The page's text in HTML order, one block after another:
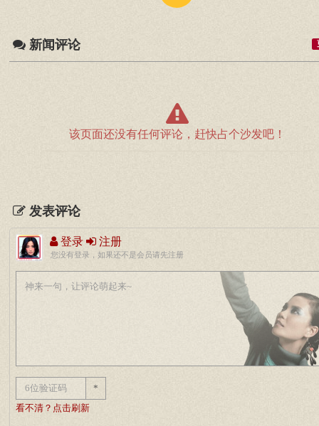
新闻评论
该页面还没有任何评论，赶快占个沙发吧！
发表评论
登录 注册
您没有登录，如果还不是会员请先注册
*
看不清？点击刷新